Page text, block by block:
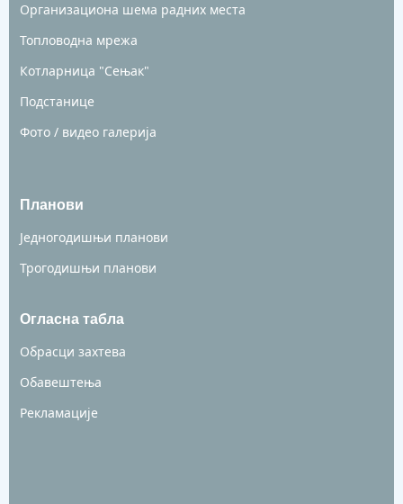
Организациона шема радних места
Топловодна мрежа
Котларница "Сењак"
Подстанице
Фото / видео галерија
Планови
Једногодишњи планови
Трогодишњи планови
Огласна табла
Обрасци захтева
Обавештења
Рекламације